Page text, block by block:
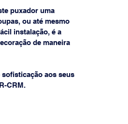
puxador uma
ou até mesmo
instalação, é a
de maneira
aos seus
CRM.